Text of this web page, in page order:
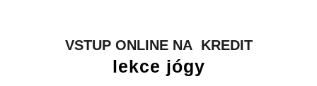
VSTUP ONLINE NA KREDIT
lekce jógy